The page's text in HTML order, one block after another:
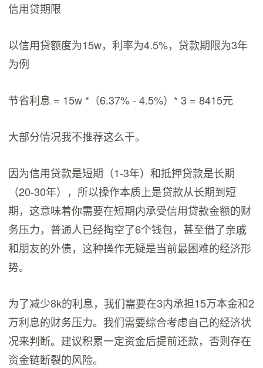
信用贷期限
以信用贷额度为15w，利率为4.5%，贷款期限为3年
为例
节省利息 = 15w *（6.37% - 4.5%）* 3 = 8415元
大部分情况我不推荐这么干。
因为信用贷款是短期（1-3年）和抵押贷款是长期
（20-30年），所以操作本质上是贷款从长期到短
期，这意味着你需要在短期内承受信用贷款金额的财
务压力，普通人已经掏空了6个钱包，甚至借了亲戚
和朋友的外债，这种操作无疑是当前最困难的经济形
势。
为了减少8k的利息，我们需要在3内承担15万本金和2
万利息的财务压力。我们需要综合考虑自己的经济状
况来判断。建议积累一定资金后提前还款，否则存在
资金链断裂的风险。